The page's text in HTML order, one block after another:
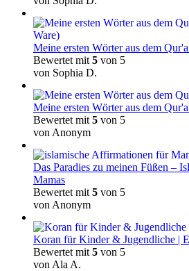
Meine ersten Wörter aus dem
Bewertet mit 5 von 5
von Sophia D.
Meine ersten Wörter aus dem
Bewertet mit 5 von 5
von Anonym
Das Paradies zu meinen Füßen –
Mamas
Bewertet mit 5 von 5
von Anonym
Koran für Kinder & Jugendliche |
Bewertet mit 5 von 5
von Ala A.